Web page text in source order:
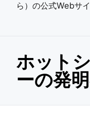
ら）の公式Webサ
ホット
ーの発